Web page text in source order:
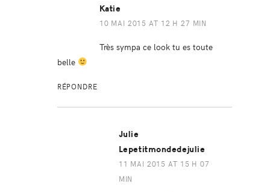
Katie
10 MAI 2015 AT 12 H 27 MIN
Très sympa ce look tu es toute
belle
RÉPONDRE
Julie
Lepetitmondedejulie
11 MAI 2015 AT 15 H 07
MIN